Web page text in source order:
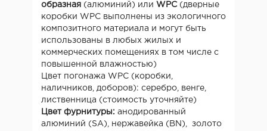
образная (алюминий) или WPC(дверные
коробки WPC выполнены из экологичного
композитного материала и могут быть
использованы в любых жилых и
коммерческих помещениях в том числе с
повышенной влажностью)
Цвет погонажа WPC (коробки,
наличников, доборов): серебро, венге,
лиственница (стоимость уточняйте)
Цвет фурнитуры: анодированный
алюминий (SA), нержавейка (BN), золото